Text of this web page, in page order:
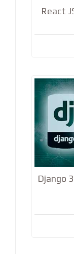
React
Django